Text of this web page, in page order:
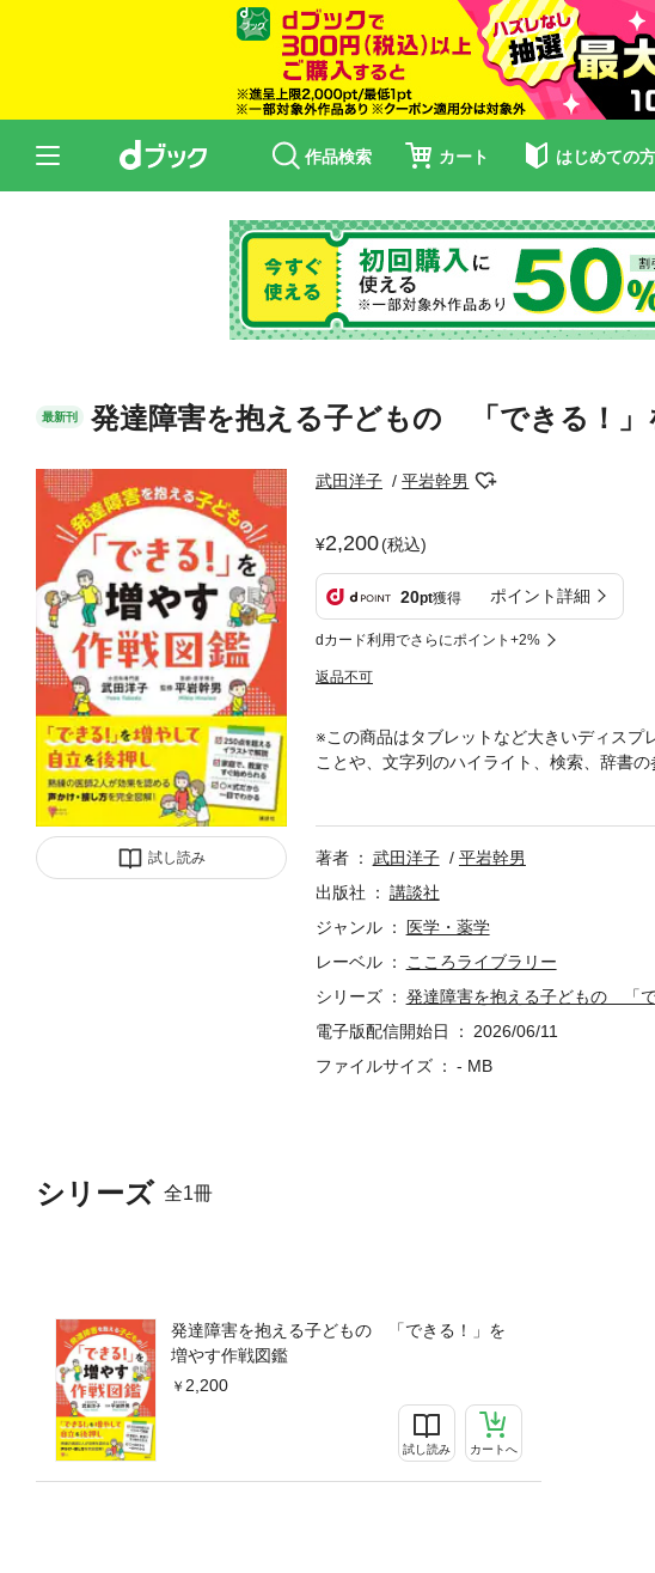
作品検索 カート はじめての
最新刊 発達障害を抱える子どもの 「できる！」
試し読み
武田洋子 平岩幹男
2,200(税込)
20pt獲得 ポイント詳細
dカード利用でさらにポイント+2%
返品不可
シリーズ 全1冊
発達障害を抱える子どもの 「できる！」を
増やす作戦図鑑
2,200
試し読み カートへ
※この商品はタブレットなど大きいディスプ
ことや、文字列のハイライト、検索、辞書
のだろうか」「ひとりで生活できるだろう
立に必要な力が身に着く、大人からの声か
とペアレント・トレーニングという二大手
組む・交通法規を守る・行動を切り替える
に友達と付き合う・他の人と相談する・公
害から身を守る
著者 武田洋子
平岩幹男
出版社
講談社
ジャンル
医学・薬学
レーベル
こころライブラリー
シリーズ
発達障害を抱える子どもの 「
電子版配信開始日
2026/06/11
ファイルサイズ
- MB